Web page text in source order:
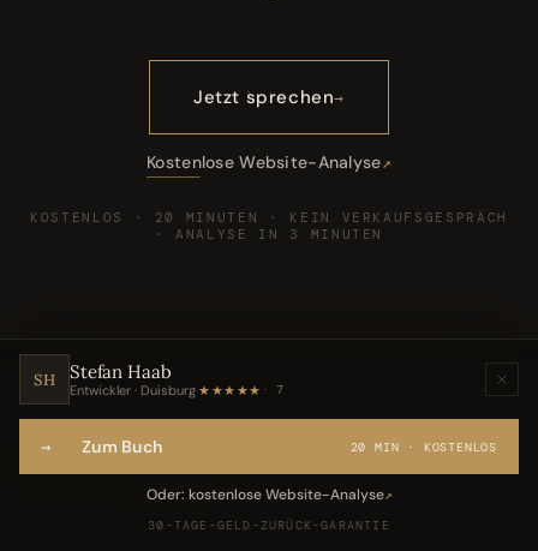
Jetzt sprechen
Kostenlose Website-Analyse
KOSTENLOS · 20 MINUTEN · KEIN VERKAUFSGESPRÄCH
· ANALYSE IN 3 MINUTEN
SH Stefan Haab
Entwickler · Duisburg·★★★★★ 7
→ Zum Buch 20 MIN · KOSTENLOS
Oder: kostenlose Website-Analyse↗
30-TAGE-GELD-ZURÜCK-GARANTIE